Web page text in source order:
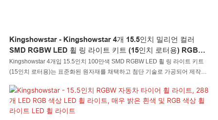
Kingshowstar - Kingshowstar 4개 15.5인치 밀리언 컬러
SMD RGBW LED 휠 링 라이트 키트 (15인치 로터용) RGBW
LED 휠 라이트
Kingshowstar 4개입 15.5인치 100만색 SMD RGBW LED 휠 링 라이트 키트
(15인치 로터용)는 표준화된 원자재를 채택하고 첨단 기술로 가공되어 제작되
니다. 우리의 LED 자동차 조명 LED 록 조명 LED 채찍 조명 LED 휠 조명 LED
헤드라이트 LED 오토바이 조명 LED 보트 조명 LED 와이어 커넥터 LED 컨트
롤러에는 많은 장점이 있습니다. 또한 독특한 외관으로 인해 유사한 제품 중에